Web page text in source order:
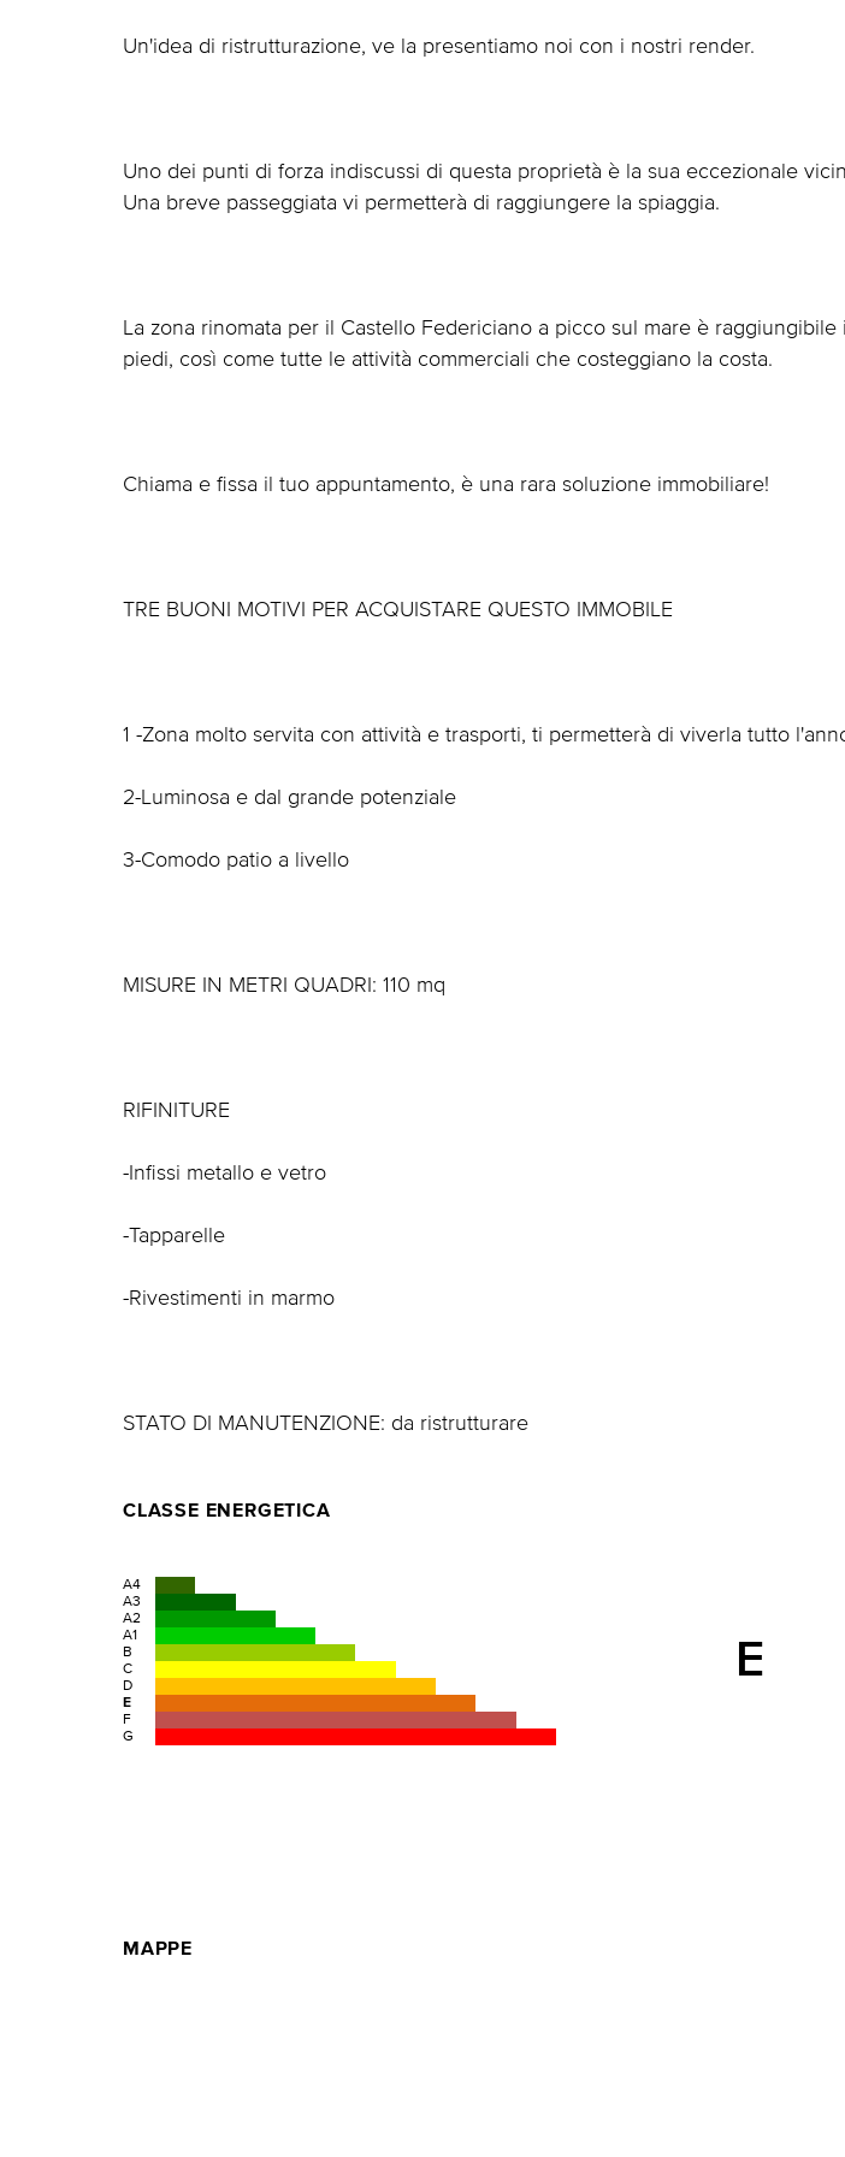
Un'idea di ristrutturazione, ve la presentiamo noi con i nostri render.
Uno dei punti di forza indiscussi di questa proprietà è la sua eccezionale
Una breve passeggiata vi permetterà di raggiungere la spiaggia.
La zona rinomata per il Castello Federiciano a picco sul mare è
piedi, così come tutte le attività commerciali che costeggiano la costa.
Chiama e fissa il tuo appuntamento, è una rara soluzione immobiliare!
TRE BUONI MOTIVI PER ACQUISTARE QUESTO IMMOBILE
1 -Zona molto servita con attività e trasporti, ti permetterà di viverla tutto
2-Luminosa e dal grande potenziale
3-Comodo patio a livello
MISURE IN METRI QUADRI: 110 mq
RIFINITURE
-Infissi metallo e vetro
-Tapparelle
-Rivestimenti in marmo
STATO DI MANUTENZIONE: da ristrutturare
CLASSE ENERGETICA
A4
A3
A2
A1
B
C
D
E
F
G
E
MAPPE